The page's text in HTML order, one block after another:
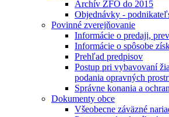
Archív ZFO do 2015
Objednávky -
Povinné zverejňovanie
Informácie o predaji,
Informácie o spôsobe
Prehľad predpisov
Postup pri vybavovaní
podania opravných
Správne konania a
Dokumenty obce
Všeobecne záväzné